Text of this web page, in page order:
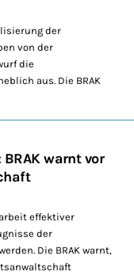
der
von der
die
aus. Die BRAK
warnt vor
effektiver
der
Die BRAK warnt,